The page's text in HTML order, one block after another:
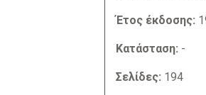
Έτος έκδοσης:
Κατάσταση: -
Σελίδες: 194